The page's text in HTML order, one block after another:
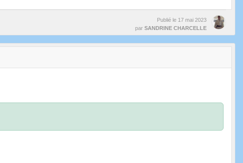
Publié le 17 mai 2023
par SANDRINE CHARCELLE